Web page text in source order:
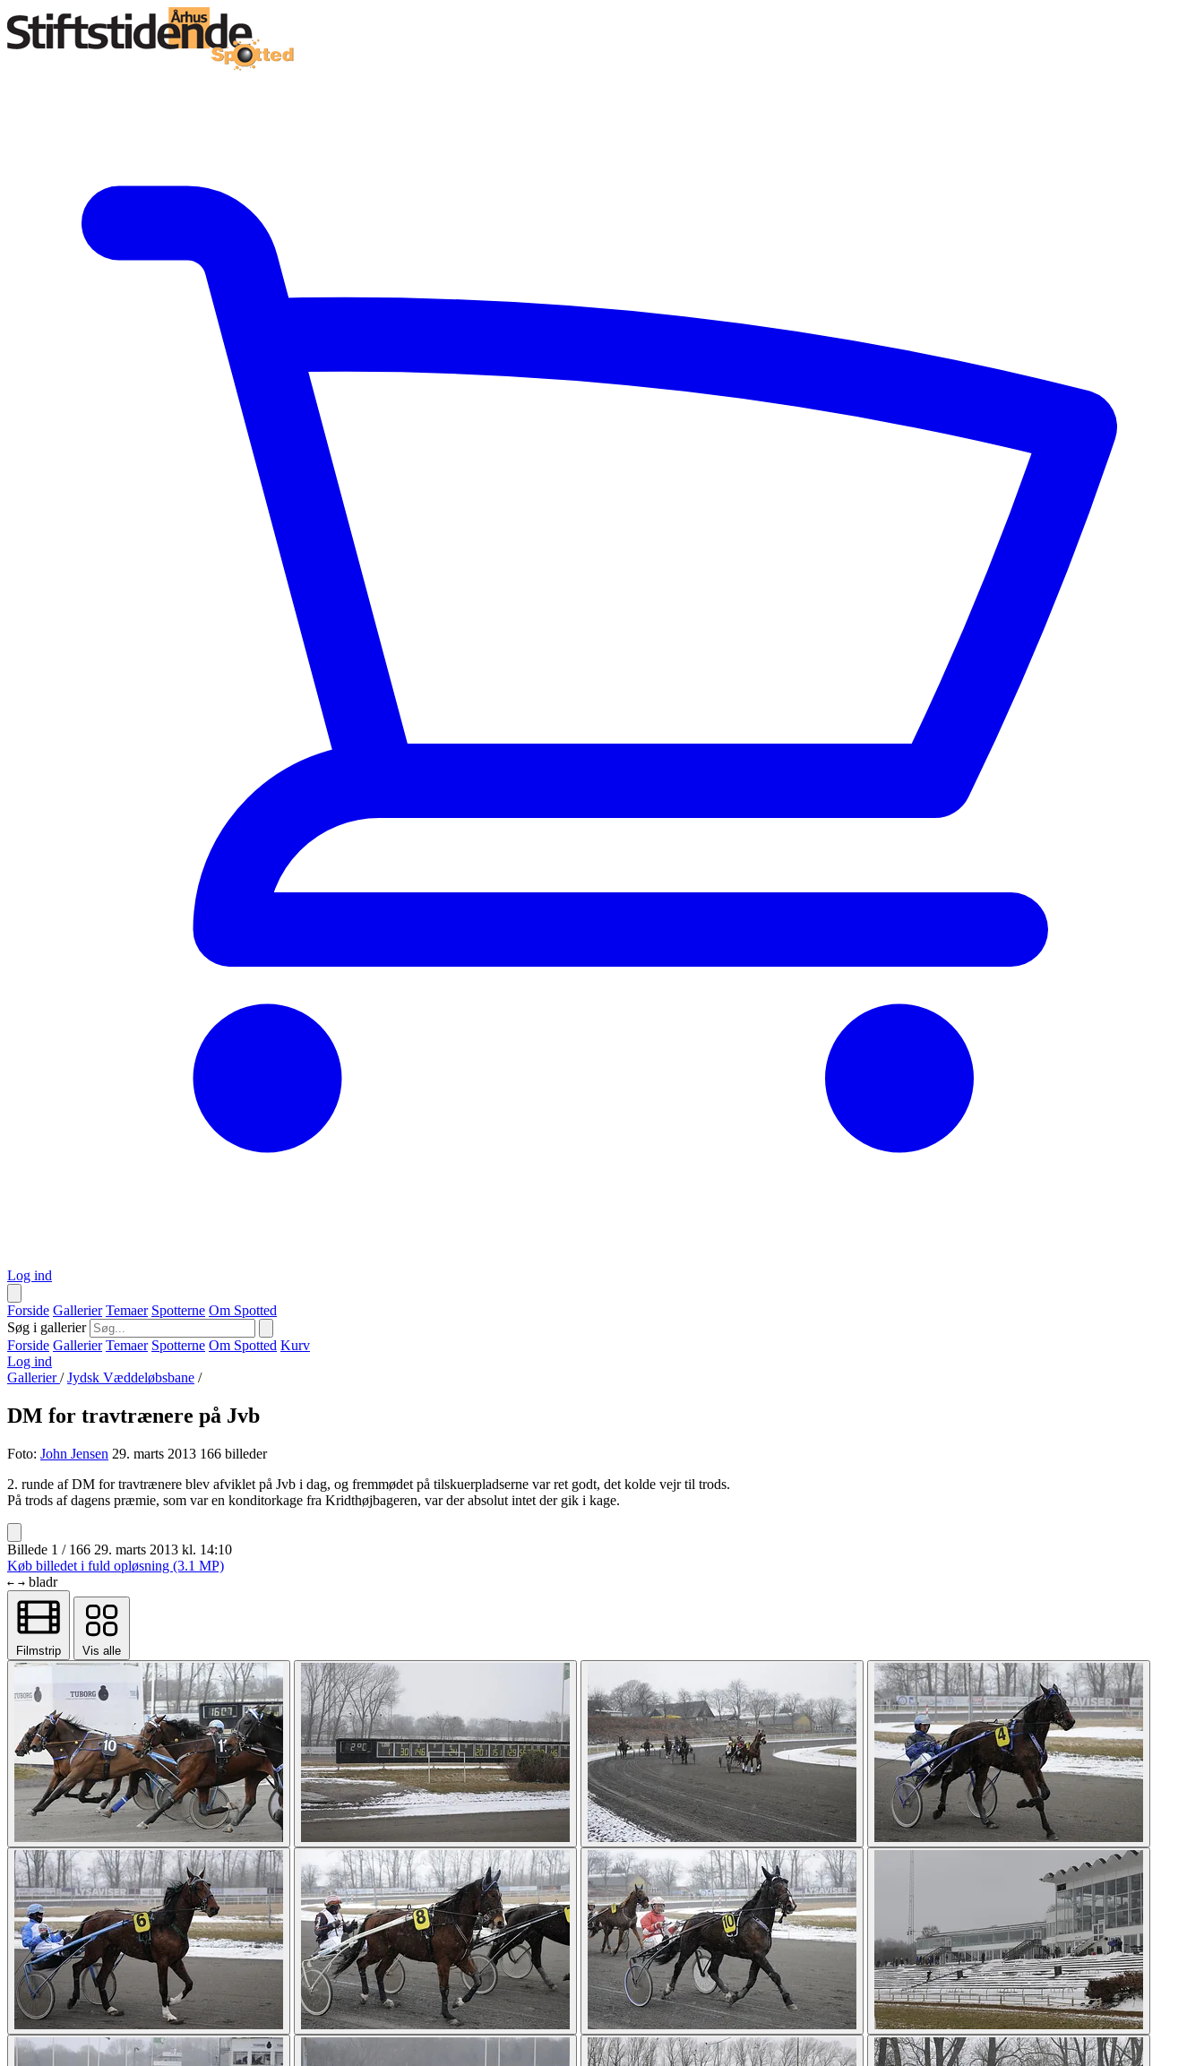
Log ind
Forside Gallerier Temaer Spotterne Om Spotted
Søg i gallerier
Forside Gallerier Temaer Spotterne Om Spotted Kurv
Log ind
Gallerier/ Jydsk Væddeløbsbane /
DM for travtrænere på Jvb
Foto: John Jensen 29. marts 2013 166 billeder
2. runde af DM for travtrænere blev afviklet på Jvb i dag, og fremmødet på tilskuerpladserne var ret godt, det kolde vejr til trods.
På trods af dagens præmie, som var en konditorkage fra Kridthøjbageren, var der absolut intet der gik i kage.
Billede 1 / 166 29. marts 2013 kl. 14:10
Køb billedet i fuld opløsning (3.1 MP)
← → bladr
Filmstrip Vis alle